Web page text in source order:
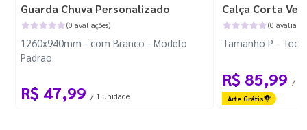
Guarda Chuva Personalizado
(0 avaliações)
1260x940mm - com Branco - Modelo
Padrão
R$ 47,99 / 1 unidade
Calça Corta
(0
Tamanho P -
R$ 85,99 / 1
Arte Grátis